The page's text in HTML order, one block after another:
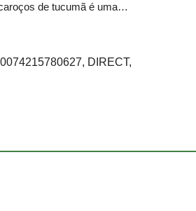
de tucumã é uma…
DIRECT,